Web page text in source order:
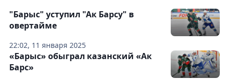
22:02, 11 января 2025
"Барыс" уступил "Ак Барсу" в
овертайме
«Барыс» обыграл казанский «Ак
Барс»